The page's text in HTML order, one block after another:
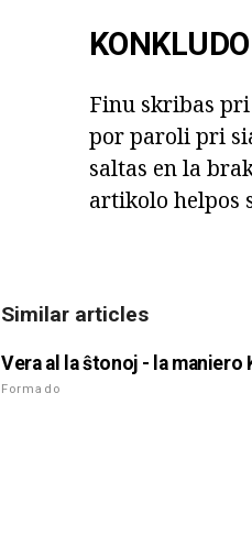
KONKLUDO
Finu skribas
por paroli pri
saltas en la
artikolo helpos
Similar articles
Vera al la ŝtonoj - la maniero
Formado